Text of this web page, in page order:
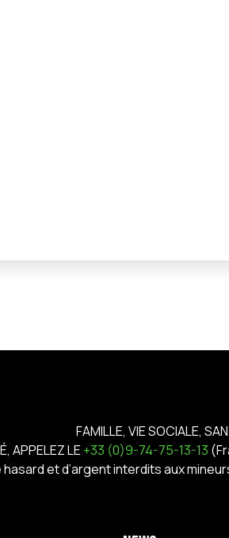
FAMILLE, VIE SOCIALE,
APPELEZ LE +33 (0)9-74-75-13-13
hasard et d’argent interdits aux